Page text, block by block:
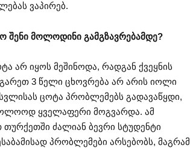
ვაპირებ.
შენი მოლოდინი გამგზავრებამდე?
არ იყოს მეშინოდა, რადგან ქვეყნის
3 წელი ცხოვრება არ არის იოლი
ცოტა პრობლემებს გადავაწყდი,
ყველაფერი მოგვარდა. ამ
ძალიან ბევრი სტუდენტი
პრობლემები არსებობს, მაგრამ